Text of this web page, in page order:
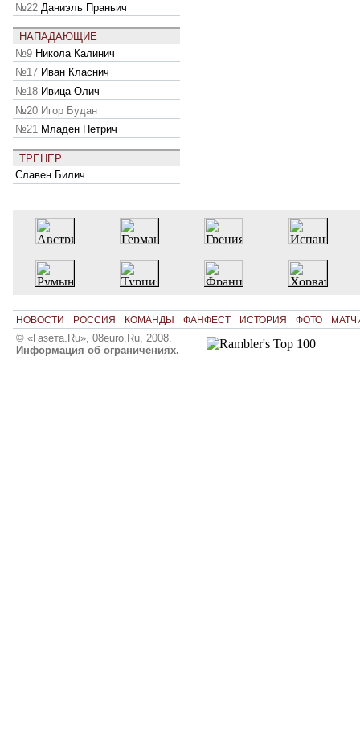
№22 Даниэль Праньич
НАПАДАЮЩИЕ
№9 Никола Калинич
№17 Иван Класнич
№18 Ивица Олич
№20 Игор Будан
№21 Младен Петрич
ТРЕНЕР
Славен Билич
НОВОСТИ РОССИЯ КОМАНДЫ ФАНФЕСТ ИСТОРИЯ ФОТО
© «Газета.Ru», 08euro.Ru, 2008.
Информация об ограничениях.